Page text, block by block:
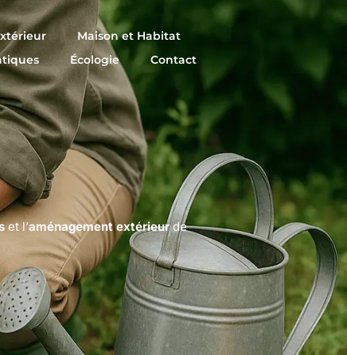
Maison et Habitat
Écologie Contact
et l’aménagement extérieurde